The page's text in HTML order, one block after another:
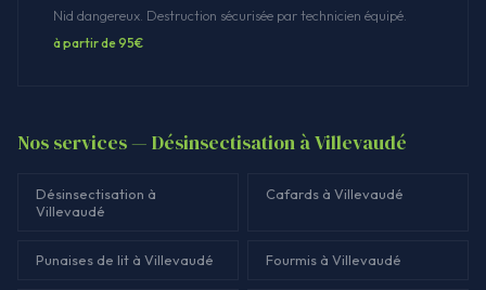
Nid dangereux. Destruction sécurisée par technicien équipé.
à partir de 95€
Nos services — Désinsectisation à Villevaudé
Désinsectisation à
Villevaudé
Cafards à Villevaudé
Punaises de lit à Villevaudé Fourmis à Villevaudé